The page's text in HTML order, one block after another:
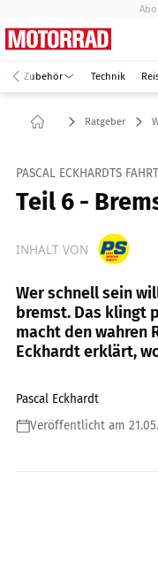
Abo
Zubehör Technik
Ratgeber
PASCAL ECKHARDTS
Teil 6 -
INHALT VON
Wer schnell sein
bremst. Das klingt
macht den wahren
Eckhardt erklärt,
Pascal Eckhardt
Veröffentlicht am